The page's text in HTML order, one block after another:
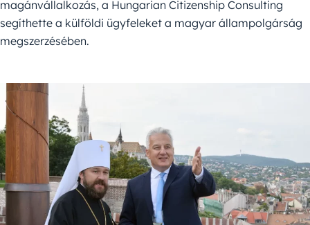
magánvállalkozás, a Hungarian Citizenship Consulting
segíthette a külföldi ügyfeleket a magyar állampolgárság
megszerzésében.